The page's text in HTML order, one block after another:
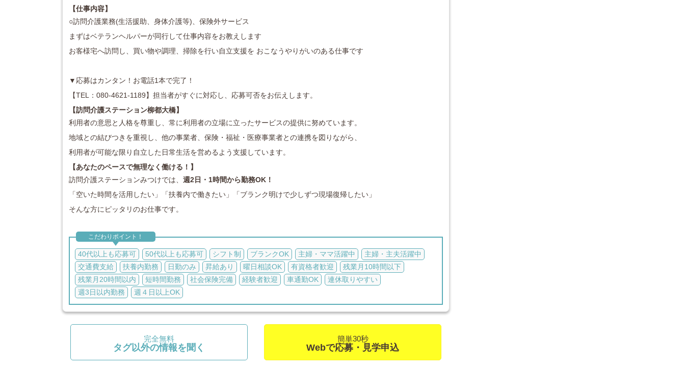
【仕事内容】
○訪問介護業務(生活援助、身体介護等)、保険外サービス
まずはベテランヘルパーが同行して仕事内容をお教えします
お客様宅へ訪問し、買い物や調理、掃除を行い自立支援を おこなうやりがいのある仕事です
▼応募はカンタン！お電話1本で完了！
【TEL：080-4621-1189】担当者がすぐに対応し、応募可否をお伝えします。
【訪問介護ステーション柳都大橋】
利用者の意思と人格を尊重し、常に利用者の立場に立ったサービスの提供に努めています。
地域との結びつきを重視し、他の事業者、保険・福祉・医療事業者との連携を図りながら、
利用者が可能な限り自立した日常生活を営めるよう支援しています。
【あなたのペースで無理なく働ける！】
訪問介護ステーションみつけでは、 週2日・1時間から勤務OK！
「空いた時間を活用したい」「扶養内で働きたい」「ブランク明けで少しずつ現場復帰したい」
そんな方にピッタリのお仕事です。
こだわりポイント！
40代以上も応募可 50代以上も応募可 シフト制 ブランクOK 主婦・ママ活躍中
主婦・主夫活躍中
交通費支給
扶養内勤務 日勤のみ 昇給あり 曜日相談OK 有資格者歓迎
残業月10時間以下
残業月20時間以内
短時間勤務 社会保険完備 経験者歓迎 車通勤OK
連休取りやすい
週3日以内勤務
週４日以上OK
完全無料
タグ以外の情報を聞く
簡単30秒
Webで応募・見学申込